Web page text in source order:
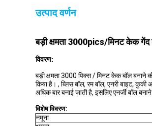
उत्पाद वर्णन
बड़ी क्षमता 3000pics/मिनट केक गेंद
विवरण:
बड़ी क्षमता 3000 पिक्स / मिनट केक बॉल बनाने
किया है। , ब्लिस बॉल, रम बॉल, एनरी बाइट,
अधिक बार बनाई जाती है, इसलिए एनर्जी बॉल
विशेष विवरण:
नमूना